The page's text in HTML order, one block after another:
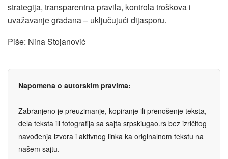
strategija, transparentna pravila, kontrola troškova i
uvažavanje građana – uključujući dijasporu.
Piše: Nina Stojanović
Napomena o autorskim pravima:
Zabranjeno je preuzimanje, kopiranje ili prenošenje teksta,
dela teksta ili fotografija sa sajta srpskiugao.rs bez izričitog
navođenja izvora i aktivnog linka ka originalnom tekstu na
našem sajtu.